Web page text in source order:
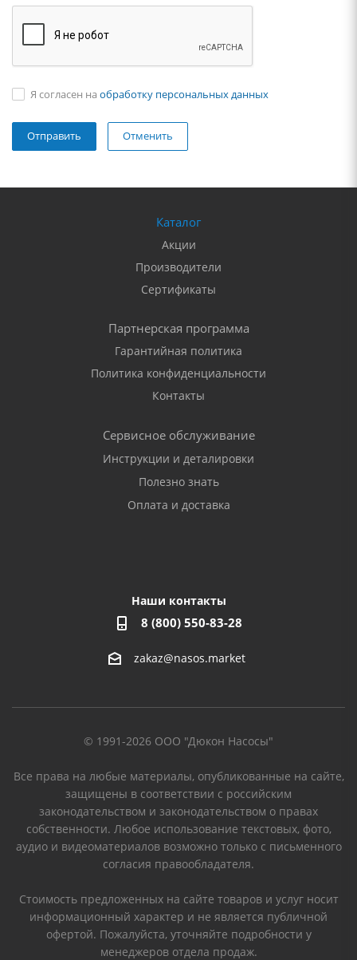
Я согласен на обработку персональных данных
Отменить
Каталог
Акции
Производители
Сертификаты
Партнерская программа
Гарантийная политика
Политика конфиденциальности
Контакты
Сервисное обслуживание
Инструкции и деталировки
Полезно знать
Оплата и доставка
Наши контакты
8 (800) 550-83-28
zakaz@nasos.market
© 1991-2026 ООО "Дюкон Насосы"
Все права на любые материалы, опубликованные на сайте,
защищены в соответствии с российским
законодательством и законодательством о правах
собственности. Любое использование текстовых, фото,
аудио и видеоматериалов возможно только с письменного
согласия правообладателя.
Стоимость предложенных на сайте товаров и услуг носит
информационный характер и не является публичной
офертой. Пожалуйста, уточняйте подробности у
менеджеров отдела продаж.